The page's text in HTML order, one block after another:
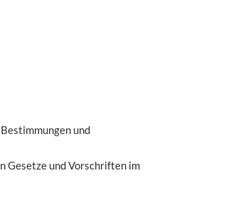
und
Gesetze und Vorschriften im